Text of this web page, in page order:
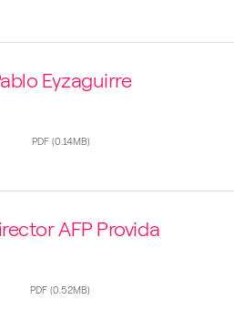
Eyzaguirre
PDF (0.14MB)
AFP Provida
PDF (0.52MB)